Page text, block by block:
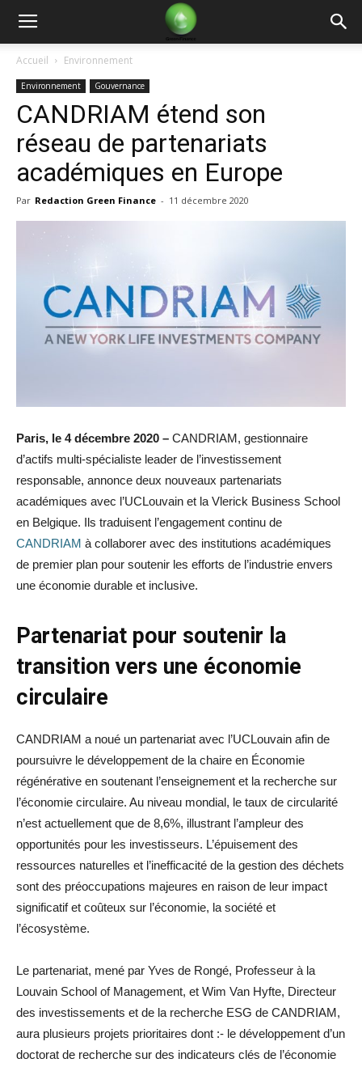
Green
Finance
Accueil Environnement
Environnement Gouvernance
CANDRIAM étend son
réseau de partenariats
académiques en Europe
Par Redaction Green Finance - 11 décembre 2020
Paris, le 4 décembre 2020 – CANDRIAM, gestionnaire
d’actifs multi-spécialiste leader de l’investissement
responsable, annonce deux nouveaux partenariats
académiques avec l’UCLouvain et la Vlerick Business School
en Belgique. Ils traduisent l’engagement continu de
CANDRIAM à collaborer avec des institutions académiques
de premier plan pour soutenir les efforts de l’industrie envers
une économie durable et inclusive.
Partenariat pour soutenir la
transition vers une économie
circulaire
CANDRIAM a noué un partenariat avec l’UCLouvain afin de
poursuivre le développement de la chaire en Économie
régénérative en soutenant l’enseignement et la recherche sur
l’économie circulaire. Au niveau mondial, le taux de circularité
n’est actuellement que de 8,6%, illustrant l’ampleur des
opportunités pour les investisseurs. L’épuisement des
ressources naturelles et l’inefficacité de la gestion des déchets
sont des préoccupations majeures en raison de leur impact
significatif et coûteux sur l’économie, la société et
l’écosystème.
Le partenariat, mené par Yves de Rongé, Professeur à la
Louvain School of Management, et Wim Van Hyfte, Directeur
des investissements et de la recherche ESG de CANDRIAM,
aura plusieurs projets prioritaires dont :- le développement d’un
doctorat de recherche sur des indicateurs clés de l’économie